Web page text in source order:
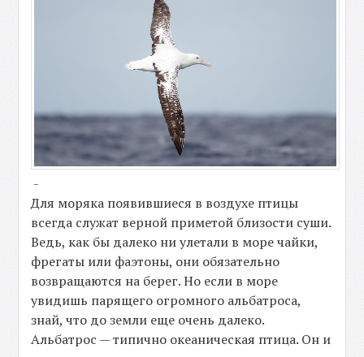
-
Для моряка появившиеся в воздухе птицы
всегда служат верной приметой близости суши.
Ведь, как бы далеко ни улетали в море чайки,
фрегаты или фаэтоны, они обязательно
возвращаются на берег. Но если в море
увидишь парящего огромного альбатроса,
знай, что до земли еще очень далеко.
Альбатрос — типично океаническая птица. Он и